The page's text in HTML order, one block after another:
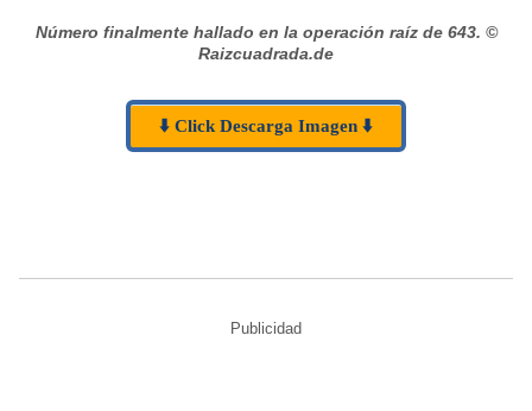
Número finalmente hallado en la operación raíz de 643. ©
Raizcuadrada.de
⬇️ Click Descarga Imagen ⬇️
Publicidad